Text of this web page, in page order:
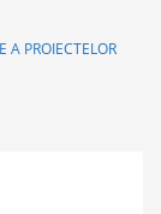
A PROIECTELOR